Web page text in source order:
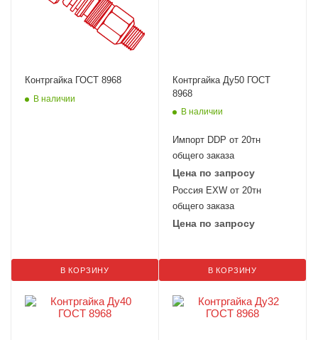
Контргайка ГОСТ 8968
В наличии
В КОРЗИНУ
Контргайка Ду50 ГОСТ
8968
В наличии
Импорт DDP от 20тн
общего заказа
Цена по запросу
Россия EXW от 20тн
общего заказа
Цена по запросу
В КОРЗИНУ